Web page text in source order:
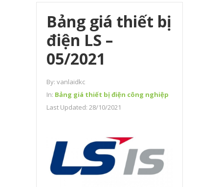
Bảng giá thiết bị
điện LS –
05/2021
By: vanlaidkc
In: Bảng giá thiết bị điện công nghiệp
Last Updated: 28/10/2021